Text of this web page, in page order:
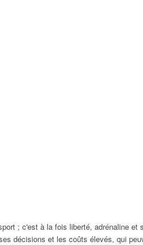
; c'est à la fois liberté, adrénaline et
décisions et les coûts élevés, qui